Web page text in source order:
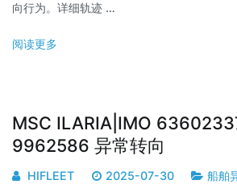
向行为。详细轨迹 …
阅读更多
MSC ILARIA|IMO
9962586 异常转向
HIFLEET 2025-07-30 船舶